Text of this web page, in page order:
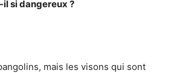
si dangereux ?
mais les visons qui sont